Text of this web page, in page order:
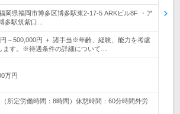
岡県福岡市博多区博多駅東2-17-5 ARKビル8F ・ア
多駅筑紫口…
円～500,000円 ＋ 諸手当※年齢、経験、能力を考慮
ます。※待遇条件の詳細について…
万円
所定労働時間：8時間）休憩時間：60分時間外労